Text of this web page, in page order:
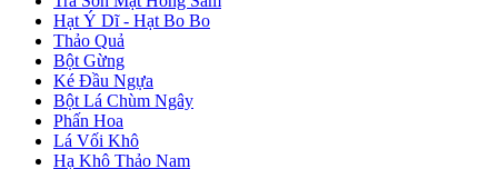
Hạt Ý Dĩ - Hạt Bo Bo
Thảo Quả
Bột Gừng
Ké Đầu Ngựa
Bột Lá Chùm Ngây
Phấn Hoa
Lá Vối Khô
Hạ Khô Thảo Nam